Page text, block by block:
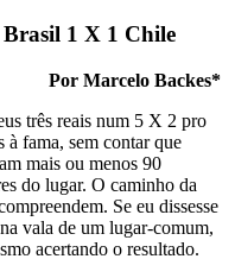
Brasil 1 X 1 Chile
Por Marcelo Backes*
três reais num 5 X 2 pro
fama, sem contar que
mais ou menos 90
do lugar. O caminho da
Se eu dissesse
vala de um lugar-comum,
acertando o resultado.